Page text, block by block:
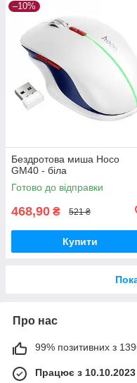
–10%
Бездротова миша Hoco
GM40 - біла
Готово до відправки
468,90 ₴ 521 ₴
Купити
Про нас
99% позитивних з 1396
Працює з 10.10.2023